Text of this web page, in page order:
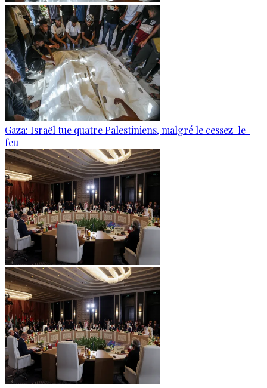
Gaza: Israël tue quatre Palestiniens, malgré le cessez-le-
feu